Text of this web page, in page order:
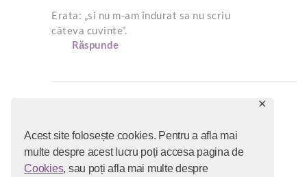
Acest site folosește cookies. Pentru a afla mai
multe despre acest lucru poți accesa pagina de
Cookies, sau poți afla mai multe despre
✕
Erata: „si nu m-am îndurat sa nu scriu
câteva cuvinte”.
Răspunde
21 mai 2018,9:53 am